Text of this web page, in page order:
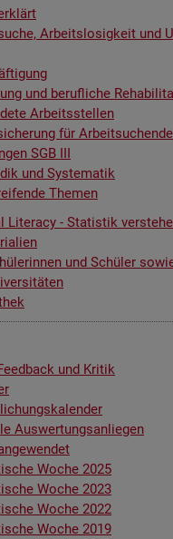
Ar­beits­lo­sig­keit und
und be­ruf­li­che
Ar­beits­stel­len
für
SGB III
und Sys­te­ma­tik
The­men
Li­te­r­acy - Sta­tis­tik
und Schü­ler
und Kri­tik
Aus­wer­tungs­an­lie­gen
Woche 2025
Woche 2023
Woche 2022
Woche 2019